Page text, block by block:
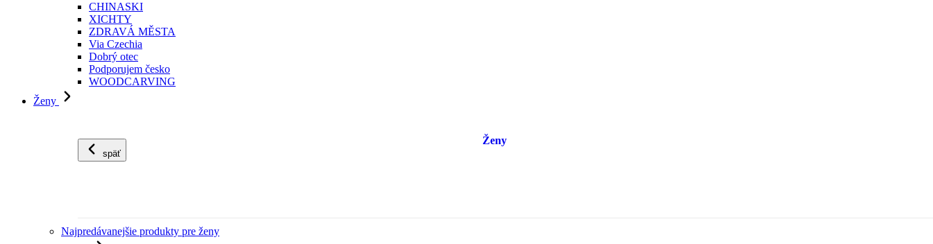
CHINASKI
XICHTY
ZDRAVÁ MĚSTA
Via Czechia
Dobrý otec
Podporujem česko
WOODCARVING
Ženy
späť
Ženy
Najpredávanejšie produkty pre ženy